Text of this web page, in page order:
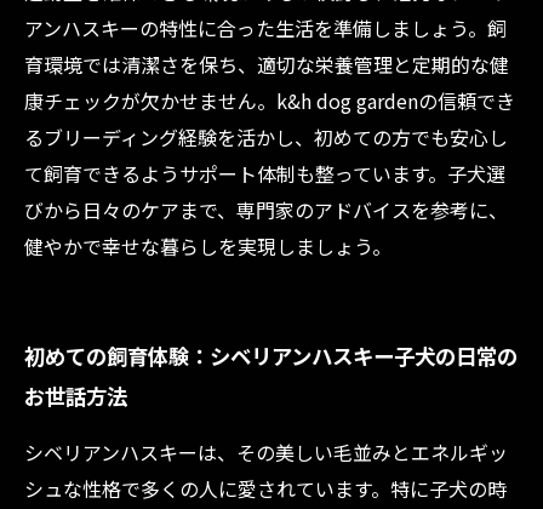
アンハスキーの特性に合った生活を準備しましょう。飼
育環境では清潔さを保ち、適切な栄養管理と定期的な健
康チェックが欠かせません。k&h dog gardenの信頼でき
るブリーディング経験を活かし、初めての方でも安心し
て飼育できるようサポート体制も整っています。子犬選
びから日々のケアまで、専門家のアドバイスを参考に、
健やかで幸せな暮らしを実現しましょう。
初めての飼育体験：シベリアンハスキー子犬の日常の
お世話方法
シベリアンハスキーは、その美しい毛並みとエネルギッ
シュな性格で多くの人に愛されています。特に子犬の時